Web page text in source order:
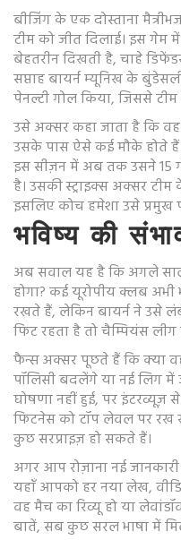
बीजिंग के एक दोस्ताना
टीम को जीत दिलाई। इस गेम
बेहतरीन दिखती है, चाहे
सप्ताह बायर्न म्यूनिख के
पेनल्टी गोल किया, जिससे
उसे अक्सर कहा जाता है कि वह
उसके पास ऐसे कई मौके होते हैं
इस सीज़न में अब तक उसने 15
है। उसकी स्ट्राइक्स अक्सर
इसलिए कोच हमेशा उसे प्रमुख
भविष्य की
अब सवाल यह है कि अगले
होगा? कई यूरोपीय क्लब अभी
रखते हैं, लेकिन बायर्न ने उसे
फिट रहता है तो चैम्पियंस
फैन्स अक्सर पूछते हैं कि क्या
पॉलिसी बदलेंगे या नई लिग
घोषणा नहीं हुई, पर इंटरव्यूज़
फिटनेस को टॉप लेवल पर रख
कुछ सरप्राइज़ हो सकते हैं।
अगर आप रोज़ाना नई
यहाँ आपको हर नया लेख,
वह मैच का रिव्यू हो या
बातें, सब कुछ सरल भाषा में